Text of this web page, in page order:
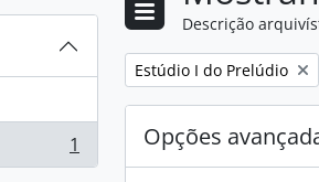
1
Descrição
Remover filtro:
Estúdio I do Prelúdio
Opções